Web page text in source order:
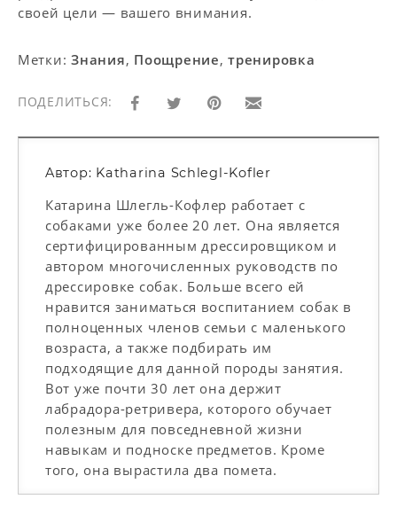
своей цели — вашего внимания.
Метки:Знания, Поощрение,тренировка
ПОДЕЛИТЬСЯ:
Aвтор: Katharina Schlegl-Kofler
Катарина Шлегль-Кофлер работает с
собаками уже более 20 лет. Она является
сертифицированным дрессировщиком и
автором многочисленных руководств по
дрессировке собак. Больше всего ей
нравится заниматься воспитанием собак в
полноценных членов семьи с маленького
возраста, а также подбирать им
подходящие для данной породы занятия.
Вот уже почти 30 лет она держит
лабрадора-ретривера, которого обучает
полезным для повседневной жизни
навыкам и подноске предметов. Кроме
того, она вырастила два помета.